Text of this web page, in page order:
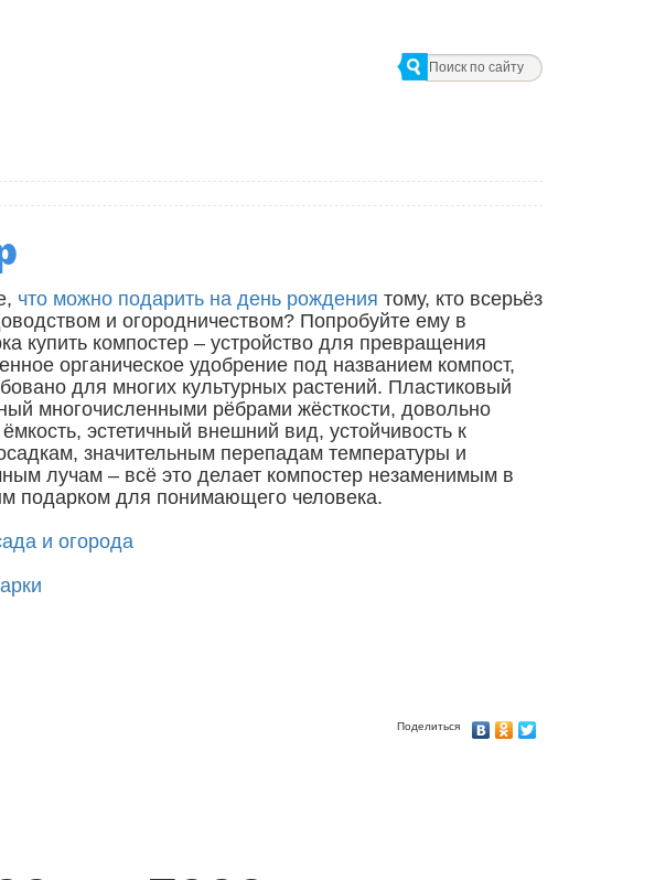
что можно подарить на день рождения тому, кто всерьёз
и огородничеством? Попробуйте ему в
купить компостер – устройство для превращения
органическое удобрение под названием компост,
для многих культурных растений. Пластиковый
многочисленными рёбрами жёсткости, довольно
эстетичный внешний вид, устойчивость к
значительным перепадам температуры и
лучам – всё это делает компостер незаменимым в
подарком для понимающего человека.
и огорода
Поделиться